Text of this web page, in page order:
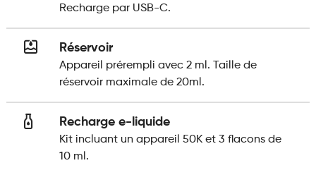
Recharge par USB-C.
Réservoir
Appareil prérempli avec 2 ml. Taille de
réservoir maximale de 20ml.
Recharge e-liquide
Kit incluant un appareil 50K et 3 flacons de
10 ml.